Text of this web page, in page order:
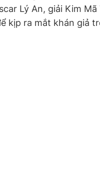
Lý An, giải Kim
kịp ra mắt khán giả